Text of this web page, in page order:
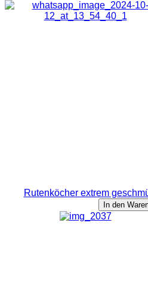
Rutenköcher extrem
In den